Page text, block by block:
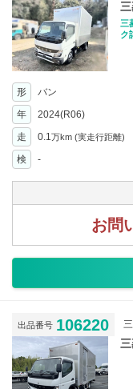
三
ク
形 バン
年
2024(R06)
走 0.1 万km (実走行距離)
検
-
お問
出品番号 106220